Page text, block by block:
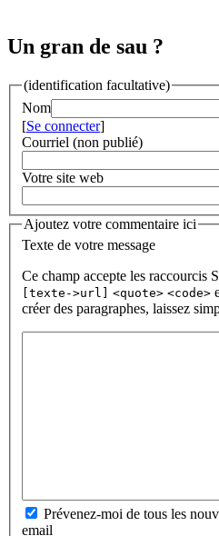
Un gran de sau ?
(identification facultative)
Nom
[Se connecter]
Courriel (non publié)
Votre site web
Ajoutez votre commentaire ici
Texte de votre message
Ce champ accepte les raccourcis
[texte->url]
<quote> <code>
créer des paragraphes, laissez
Prévenez-moi de tous les
email